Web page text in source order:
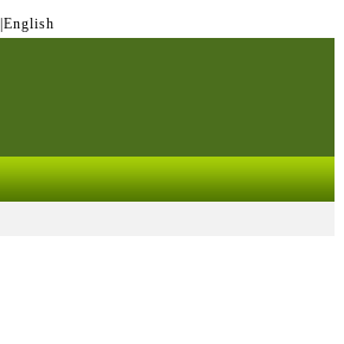
English